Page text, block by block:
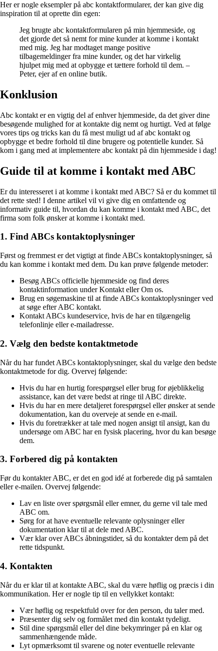
Her er nogle eksempler på abc kontaktformularer, der kan give dig
inspiration til at oprette din egen:
Jeg brugte abc kontaktformularen på min hjemmeside, og
det gjorde det så nemt for mine kunder at komme i kontakt
med mig. Jeg har modtaget mange positive
tilbagemeldinger fra mine kunder, og det har virkelig
hjulpet mig med at opbygge et tættere forhold til dem. –
Peter, ejer af en online butik.
Konklusion
Abc kontakt er en vigtig del af enhver hjemmeside, da det giver dine
besøgende mulighed for at kontakte dig nemt og hurtigt. Ved at følge
vores tips og tricks kan du få mest muligt ud af abc kontakt og
opbygge et bedre forhold til dine brugere og potentielle kunder. Så
kom i gang med at implementere abc kontakt på din hjemmeside i dag!
Guide til at komme i kontakt med ABC
Er du interesseret i at komme i kontakt med ABC? Så er du kommet til
det rette sted! I denne artikel vil vi give dig en omfattende og
informativ guide til, hvordan du kan komme i kontakt med ABC, det
firma som folk ønsker at komme i kontakt med.
1. Find ABCs kontaktoplysninger
Først og fremmest er det vigtigt at finde ABCs kontaktoplysninger, så
du kan komme i kontakt med dem. Du kan prøve følgende metoder:
Besøg ABCs officielle hjemmeside og find deres
kontaktinformation under Kontakt eller Om os.
Brug en søgemaskine til at finde ABCs kontaktoplysninger ved
at søge efter ABC kontakt.
Kontakt ABCs kundeservice, hvis de har en tilgængelig
telefonlinje eller e-mailadresse.
2. Vælg den bedste kontaktmetode
Når du har fundet ABCs kontaktoplysninger, skal du vælge den bedste
kontaktmetode for dig. Overvej følgende:
Hvis du har en hurtig forespørgsel eller brug for øjeblikkelig
assistance, kan det være bedst at ringe til ABC direkte.
Hvis du har en mere detaljeret forespørgsel eller ønsker at sende
dokumentation, kan du overveje at sende en e-mail.
Hvis du foretrækker at tale med nogen ansigt til ansigt, kan du
undersøge om ABC har en fysisk placering, hvor du kan besøge
dem.
3. Forbered dig på kontakten
Før du kontakter ABC, er det en god idé at forberede dig på samtalen
eller e-mailen. Overvej følgende:
Lav en liste over spørgsmål eller emner, du gerne vil tale med
ABC om.
Sørg for at have eventuelle relevante oplysninger eller
dokumentation klar til at dele med ABC.
Vær klar over ABCs åbningstider, så du kontakter dem på det
rette tidspunkt.
4. Kontakten
Når du er klar til at kontakte ABC, skal du være høflig og præcis i din
kommunikation. Her er nogle tip til en vellykket kontakt:
Vær høflig og respektfuld over for den person, du taler med.
Præsenter dig selv og formålet med din kontakt tydeligt.
Stil dine spørgsmål eller del dine bekymringer på en klar og
sammenhængende måde.
Lyt opmærksomt til svarene og noter eventuelle relevante